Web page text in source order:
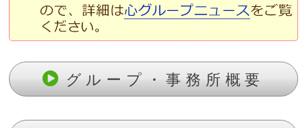
グループ・事務所概要